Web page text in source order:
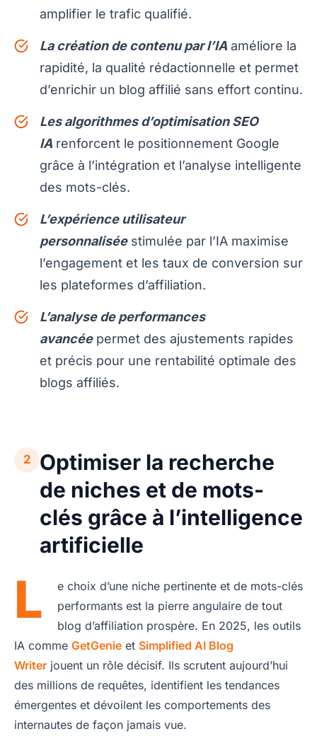
amplifier le trafic qualifié.
La création de contenu par l’IA améliore la
rapidité, la qualité rédactionnelle et permet
d’enrichir un blog affilié sans effort continu.
Les algorithmes d’optimisation SEO
IA renforcent le positionnement Google
grâce à l’intégration et l’analyse intelligente
des mots-clés.
L’expérience utilisateur
personnaliséestimulée par l’IA maximise
l’engagement et les taux de conversion sur
les plateformes d’affiliation.
L’analyse de performances
avancéepermet des ajustements rapides
et précis pour une rentabilité optimale des
blogs affiliés.
2
Optimiser la recherche
de niches et de mots-
clés grâce à l’intelligence
artificielle
L
e choix d’une niche pertinente et de mots-clés
performants est la pierre angulaire de tout
blog d’affiliation prospère. En 2025, les outils
IA comme GetGenie et Simplified AI Blog
Writer jouent un rôle décisif. Ils scrutent aujourd’hui
des millions de requêtes, identifient les tendances
émergentes et dévoilent les comportements des
internautes de façon jamais vue.